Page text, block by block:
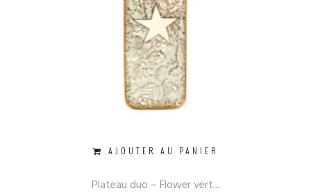
AJOUTER AU PANIER
Plateau duo – Flower vert...